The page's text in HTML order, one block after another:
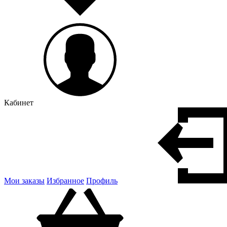
Кабинет
Мои заказы Избранное Профиль